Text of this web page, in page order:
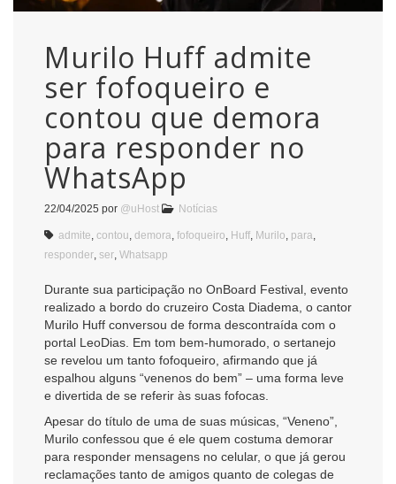
Murilo Huff admite
ser fofoqueiro e
contou que demora
para responder no
WhatsApp
22/04/2025 por @uHost Notícias
admite contou demora fofoqueiro Huff Murilo para
responder ser Whatsapp
Durante sua participação no OnBoard Festival, evento
realizado a bordo do cruzeiro Costa Diadema, o cantor
Murilo Huff conversou de forma descontraída com o
portal LeoDias. Em tom bem-humorado, o sertanejo
se revelou um tanto fofoqueiro, afirmando que já
espalhou alguns “venenos do bem” – uma forma leve
e divertida de se referir às suas fofocas.
Apesar do título de uma de suas músicas, “Veneno”,
Murilo confessou que é ele quem costuma demorar
para responder mensagens no celular, o que já gerou
reclamações tanto de amigos quanto de colegas de